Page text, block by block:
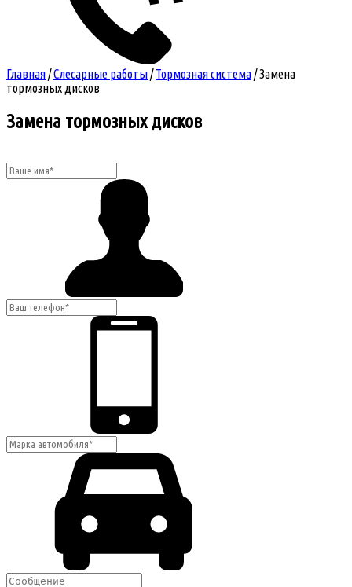
Главная/Слесарные работы/ Тормозная система/Замена
тормозных дисков
Замена тормозных дисков